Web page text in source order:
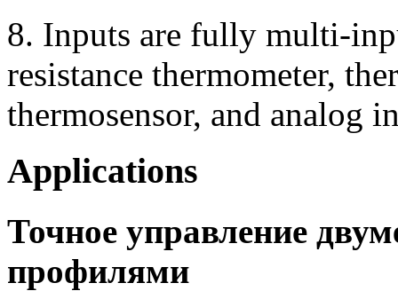
8. Inputs are fully multi-
resistance thermometer,
thermosensor, and analog
Applications
Точное управление
профилями